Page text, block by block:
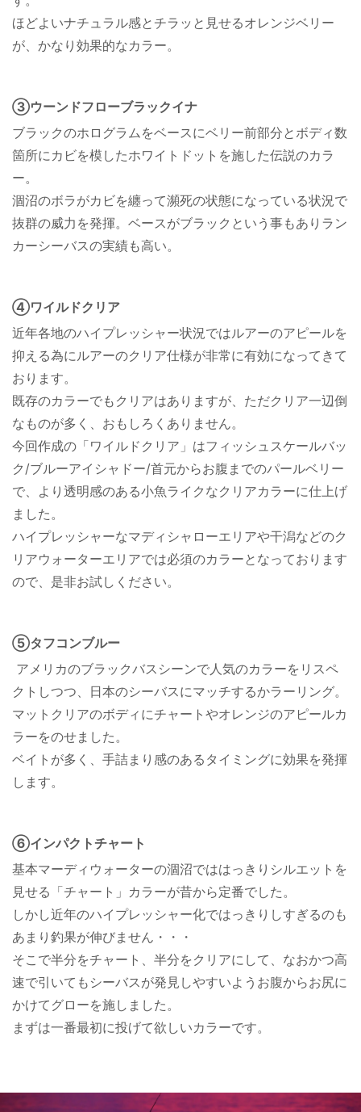
ほどよいナチュラル感とチラッと見せるオレンジベリー
が、かなり効果的なカラー。
③ウーンドフローブラックイナ
ブラックのホログラムをベースにベリー前部分とボディ数
箇所にカビを模したホワイトドットを施した伝説のカラ
ー。
涸沼のボラがカビを纏って瀕死の状態になっている状況で
抜群の威力を発揮。ベースがブラックという事もありラン
カーシーバスの実績も高い。
④ワイルドクリア
近年各地のハイプレッシャー状況ではルアーのアピールを
抑える為にルアーのクリア仕様が非常に有効になってきて
おります。
既存のカラーでもクリアはありますが、ただクリア一辺倒
なものが多く、おもしろくありません。
今回作成の「ワイルドクリア」はフィッシュスケールバッ
ク/ブルーアイシャドー/首元からお腹までのパールベリー
で、より透明感のある小魚ライクなクリアカラーに仕上げ
ました。
ハイプレッシャーなマディシャローエリアや干潟などのク
リアウォーターエリアでは必須のカラーとなっております
ので、是非お試しください。
⑤タフコンブルー
アメリカのブラックバスシーンで人気のカラーをリスペ
クトしつつ、日本のシーバスにマッチするかラーリング。
マットクリアのボディにチャートやオレンジのアピールカ
ラーをのせました。
ベイトが多く、手詰まり感のあるタイミングに効果を発揮
します。
⑥インパクトチャート
基本マーディウォーターの涸沼でははっきりシルエットを
見せる「チャート」カラーが昔から定番でした。
しかし近年のハイプレッシャー化ではっきりしすぎるのも
あまり釣果が伸びません・・・
そこで半分をチャート、半分をクリアにして、なおかつ高
速で引いてもシーバスが発見しやすいようお腹からお尻に
かけてグローを施しました。
まずは一番最初に投げて欲しいカラーです。